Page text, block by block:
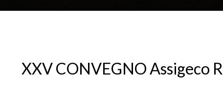
XXV CONVEGNO Assigeco